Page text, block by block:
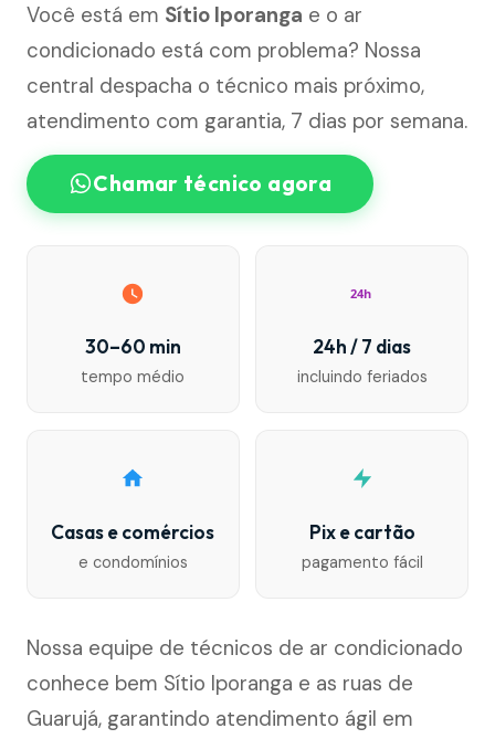
Você está em Sítio Iporanga e o ar
condicionado está com problema? Nossa
central despacha o técnico mais próximo,
atendimento com garantia, 7 dias por semana.
Chamar técnico agora
30–60 min
tempo médio
24h
24h / 7 dias
incluindo feriados
Casas e comércios
e condomínios
Pix e cartão
pagamento fácil
Nossa equipe de técnicos de ar condicionado
conhece bem Sítio Iporanga e as ruas de
Guarujá, garantindo atendimento ágil em